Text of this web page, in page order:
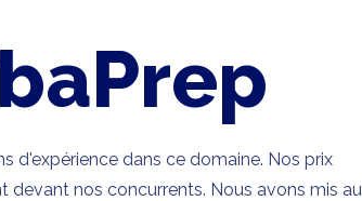
d'expérience dans ce domaine. Nos prix
nos concurrents. Nous avons mis au